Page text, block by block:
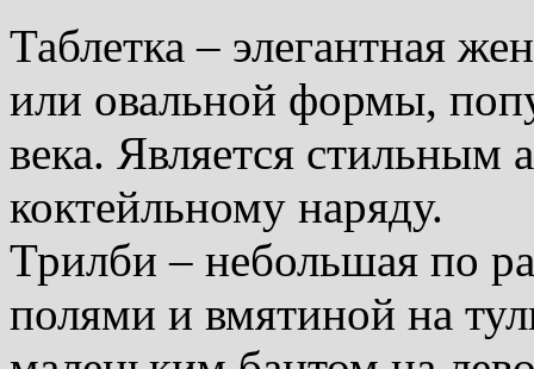
Таблетка – элегантная
или овальной формы,
века. Является стильным
коктейльному наряду.
Трилби – небольшая по
полями и вмятиной на